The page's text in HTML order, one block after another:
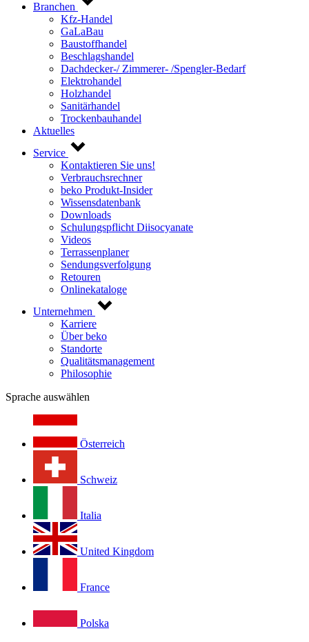
Branchen
Kfz-Handel
GaLaBau
Baustoffhandel
Beschlagshandel
Dachdecker-/ Zimmerer- /Spengler-Bedarf
Elektrohandel
Holzhandel
Sanitärhandel
Trockenbauhandel
Aktuelles
Service
Kontaktieren Sie uns!
Verbrauchsrechner
beko Produkt-Insider
Wissensdatenbank
Downloads
Schulungspflicht Diisocyanate
Videos
Terrassenplaner
Sendungsverfolgung
Retouren
Onlinekataloge
Unternehmen
Karriere
Über beko
Standorte
Qualitätsmanagement
Philosophie
Sprache auswählen
Österreich
Schweiz
Italia
United Kingdom
France
Polska